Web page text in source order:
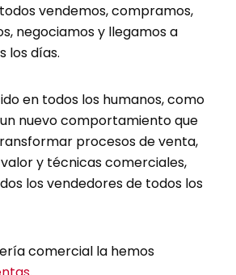
vendemos, compramos,
negociamos y llegamos a
los días.
en todos los humanos, como
nuevo comportamiento que
procesos de venta,
y técnicas comerciales,
los vendedores de todos los
comercial la hemos